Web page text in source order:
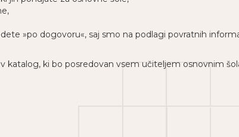
»po dogovoru«, saj smo na podlagi povratnih
katalog, ki bo posredovan vsem učiteljem osnovnim